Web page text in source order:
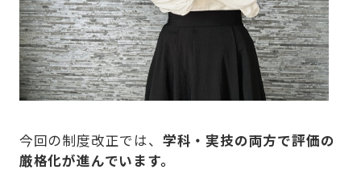
今回の制度改正では、 学科・実技の両方で評価の
厳格化が進んでいます。